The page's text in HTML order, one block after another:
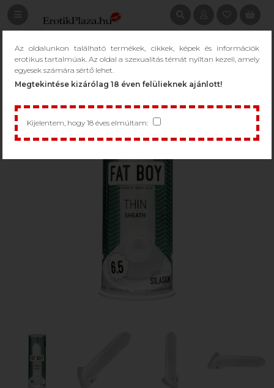
Az oldalunkon található termékek, cikkek, képek és információk
erotikus tartalmúak. Az oldal a szexualitás témát nyíltan kezeli, amely
egyesek számára sértő lehet.
Megtekintése kizárólag 18 éven felülieknek ajánlott!
Kijelentem, hogy 18 éves elmúltam: